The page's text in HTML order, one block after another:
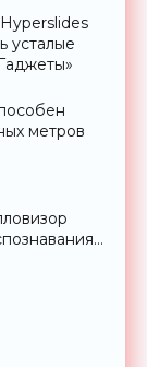
усталые
метров